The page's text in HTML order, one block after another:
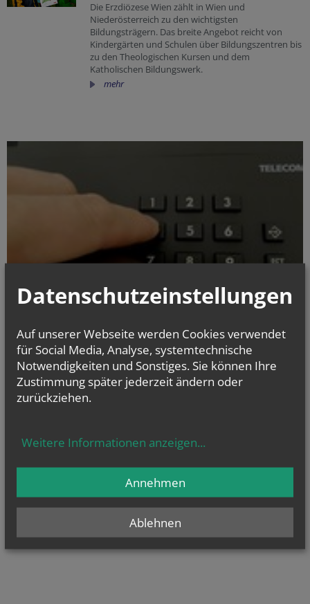
Die Erzdiözese Wien zählt in Wien und
Niederösterreich zu den wichtigsten
Bildungsträgern. Das breite Angebot reicht von
Kindergärten und Schulen über Bildungszentren bis
zu den Theologischen Kursen und dem
Katholischen Bildungswerk.
mehr
Servicetelefon:
050155-2000
MO-DO: 8.00-18.00 Uhr
Kontaktformular
Die Kirche leistet viel für die Gesellschaft
und unser Land. Deshalb können Sie ab
2024 bis zu
Datenschutzeinstellungen
Auf unserer Webseite werden Cookies verwendet
für Social Media, Analyse, systemtechnische
Notwendigkeiten und Sonstiges. Sie können Ihre
Zustimmung später jederzeit ändern oder
zurückziehen.
Weitere Informationen anzeigen...
Ablehnen
Annehmen